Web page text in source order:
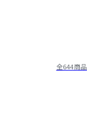
全644商品